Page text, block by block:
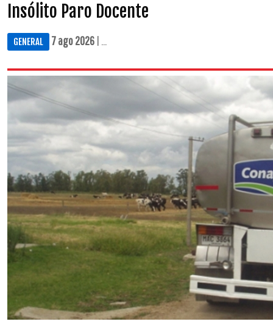
Insólito Paro Docente
GENERAL 7 ago 2026 | ...